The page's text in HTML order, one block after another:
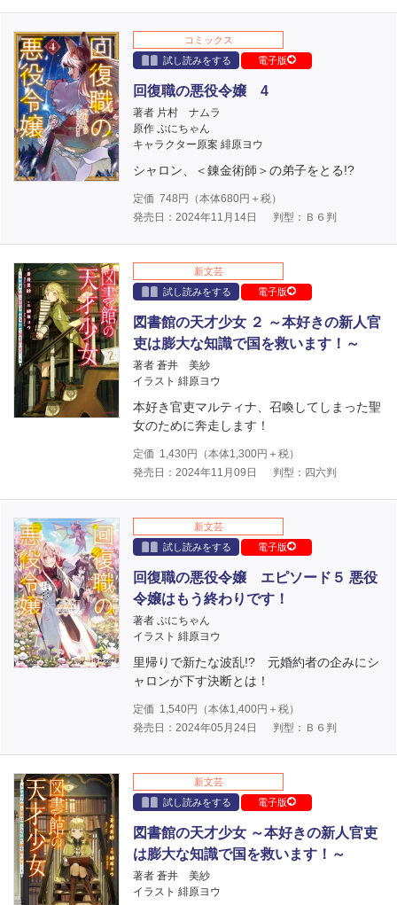
コミックス
試し読みをする
電子版
回復職の悪役令嬢 4
著者 片村 ナムラ
原作 ぷにちゃん
キャラクター原案 緋原ヨウ
シャロン、＜錬金術師＞の弟子をとる!?
定価 748 円（本体680円＋税）
発売日：2024年11月14日
判型：Ｂ６判
新文芸
試し読みをする
電子版
図書館の天才少女 ２ ～本好きの新人官
吏は膨大な知識で国を救います！～
著者 蒼井 美紗
イラスト 緋原ヨウ
本好き官吏マルティナ、召喚してしまった聖
女のために奔走します！
定価 1,430円（本体1,300円＋税）
発売日：2024年11月09日
判型：四六判
新文芸
試し読みをする
電子版
回復職の悪役令嬢 エピソード５ 悪役
令嬢はもう終わりです！
著者 ぷにちゃん
イラスト 緋原ヨウ
里帰りで新たな波乱!? 元婚約者の企みにシ
ャロンが下す決断とは！
定価 1,540円（本体1,400円＋税）
発売日：2024年05月24日
判型：Ｂ６判
新文芸
試し読みをする
電子版
図書館の天才少女 ～本好きの新人官吏
は膨大な知識で国を救います！～
著者 蒼井 美紗
イラスト 緋原ヨウ